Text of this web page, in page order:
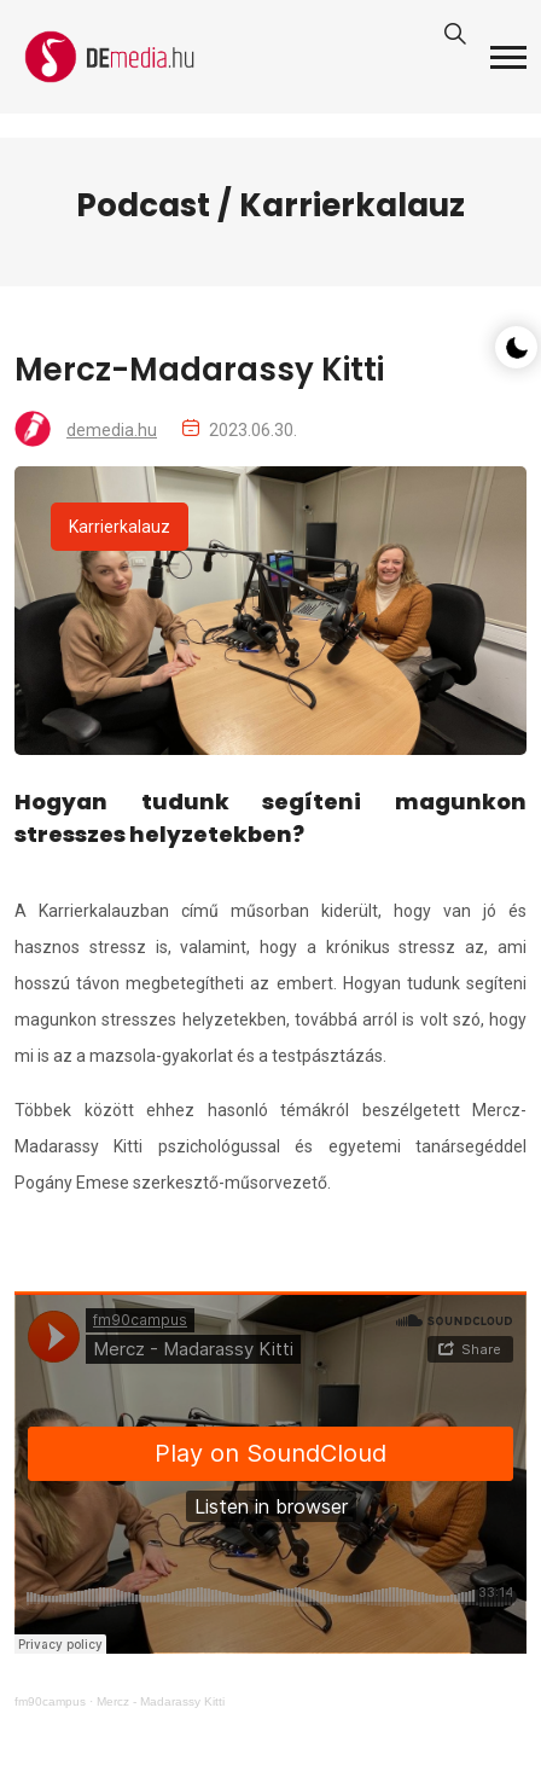
Podcast / Karrierkalauz
Mercz-Madarassy Kitti
demedia.hu 2023.06.30.
Karrierkalauz
Hogyan tudunk segíteni magunkon
stresszes helyzetekben?
A Karrierkalauzban című műsorban kiderült, hogy van jó és
hasznos stressz is, valamint, hogy a krónikus stressz az, ami
hosszú távon megbetegítheti az embert. Hogyan tudunk segíteni
magunkon stresszes helyzetekben, továbbá arról is volt szó, hogy
mi is az a mazsola-gyakorlat és a testpásztázás.
Többek között ehhez hasonló témákról beszélgetett Mercz-
Madarassy Kitti pszichológussal és egyetemi tanársegéddel
Pogány Emese szerkesztő-műsorvezető.
fm90campus · Mercz - Madarassy Kitti